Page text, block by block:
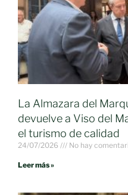
La Almazara del
devuelve a Viso del
el turismo de calidad
24/07/2026 No hay
Leer más »